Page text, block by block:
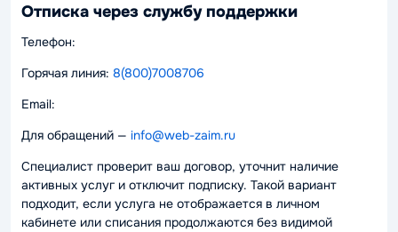
Отписка через службу поддержки
Телефон:
Горячая линия: 8(800)7008706
Email:
Для обращений — info@web-zaim.ru
Специалист проверит ваш договор, уточнит наличие
активных услуг и отключит подписку. Такой вариант
подходит, если услуга не отображается в личном
кабинете или списания продолжаются без видимой